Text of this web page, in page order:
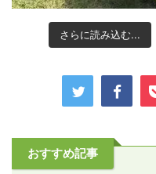
さらに読み込む...
おすすめ記事